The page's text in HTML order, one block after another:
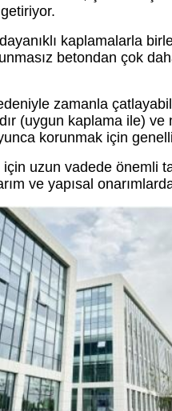
kaplamalarla
betondan çok
zamanla
(uygun kaplama ile)
korunmak için
uzun vadede önemli
ve yapısal